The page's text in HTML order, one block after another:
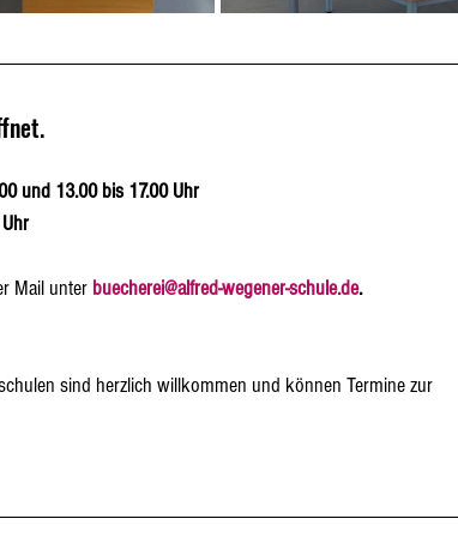
und 13.00 bis 17.00 Uhr
Mail unter buecherei@alfred-wegener-schule.de.
sind herzlich willkommen und können Termine zur